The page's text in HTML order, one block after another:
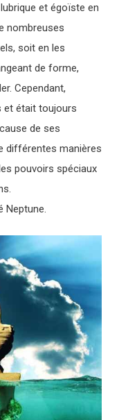
et égoïste en
nombreuses
soit en les
de forme,
Cependant,
et était toujours
de ses
différentes manières
pouvoirs spéciaux
Neptune.